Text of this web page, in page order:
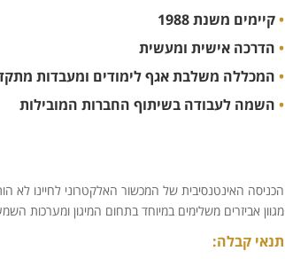
•קיימים משנת 1988
• הדרכה אישית ומעשית
• המכללה משלבת אגף לימודים ומעבדות
• השמה לעבודה בשיתוף החברות המובילות
הכניסה האינטנסיבית של המכשור האלקטרוני לחיינו לא
מגוון אביזרים משלימים במיוחד בתחום המיגון ומערכות
תנאי קבלה: